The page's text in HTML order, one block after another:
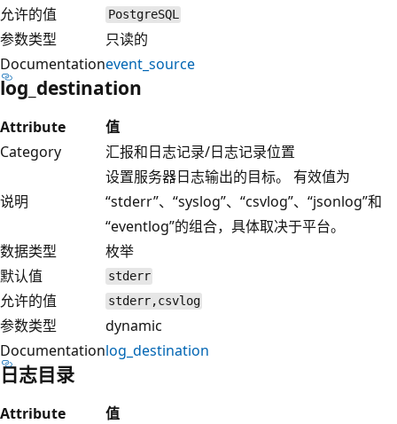
允许的值 PostgreSQL
参数类型
只读的
Documentationevent_source
log_destination
Attribute
值
Category
汇报和日志记录/日志记录位置
说明
设置服务器日志输出的目标。 有效值为
“stderr”、“syslog”、“csvlog”、“jsonlog”和
“eventlog”的组合，具体取决于平台。
数据类型
枚举
默认值
stderr
允许的值 stderr,csvlog
参数类型
dynamic
Documentationlog_destination
日志目录
Attribute
值